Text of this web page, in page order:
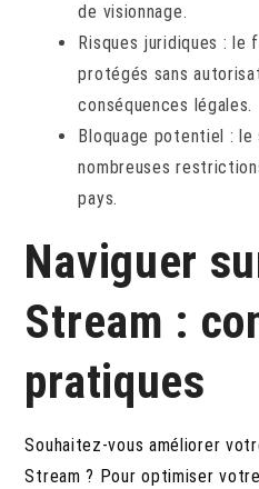
de visionnage.
Risques juridiques : le
protégés sans
conséquences légales.
Bloquage potentiel :
nombreuses
pays.
Naviguer
Stream :
pratiques
Souhaitez-vous améliorer
Stream ? Pour optimiser